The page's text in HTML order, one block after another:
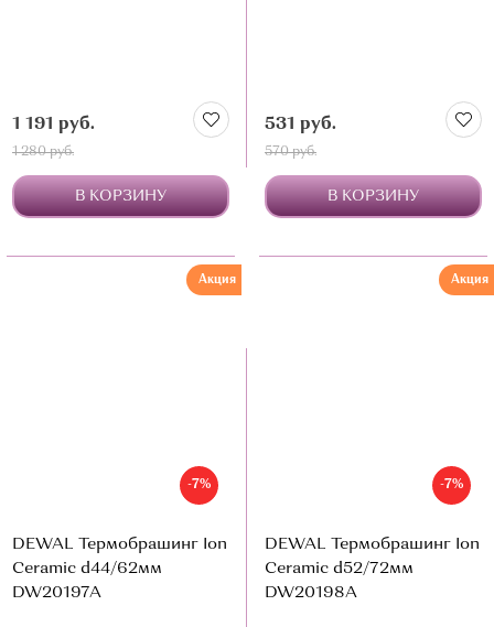
1 191 руб.
1 280 руб.
В КОРЗИНУ
531 руб.
570 руб.
В КОРЗИНУ
-7%
Акция
DEWAL Термобрашинг Ion
Ceramic d44/62мм
DW20197A
-7%
Акция
DEWAL Термобрашинг Ion
Ceramic d52/72мм
DW20198A